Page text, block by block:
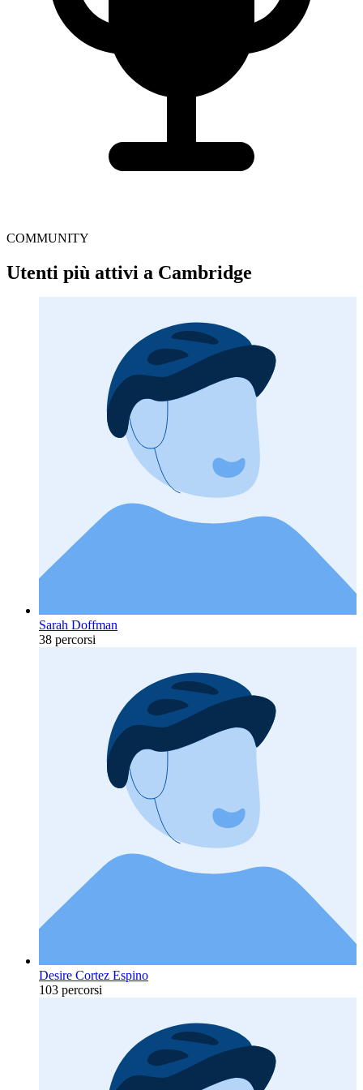
COMMUNITY
Utenti più attivi a Cambridge
Sarah Doffman
38 percorsi
Desire Cortez Espino
103 percorsi